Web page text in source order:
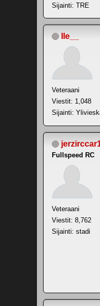
Sijainti: TRE
Ile__
Veteraani
Viestit: 1,048
Sijainti:
Fullspeed RC
Veteraani
Viestit: 8,762
Sijainti: stadi